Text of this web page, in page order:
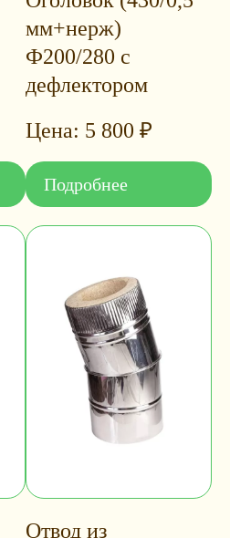
мм+нерж)
Ф200/280 с
дефлектором
5 800 ₽
Подробнее
Отвод из